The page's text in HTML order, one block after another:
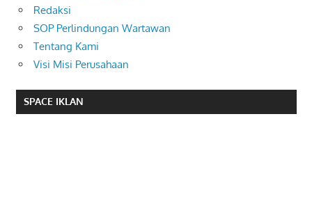
Redaksi
SOP Perlindungan Wartawan
Tentang Kami
Visi Misi Perusahaan
SPACE IKLAN